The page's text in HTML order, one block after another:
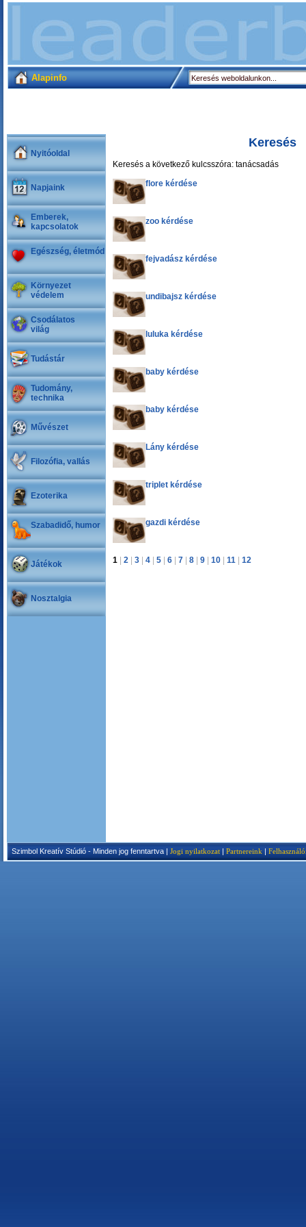
Alapinfo
Nyitóoldal
Napjaink
Emberek,
kapcsolatok
Egészség, életmód
Környezet
védelem
Csodálatos
világ
Tudástár
Tudomány,
technika
Művészet
Filozófia, vallás
Ezoterika
Szabadidő, humor
Játékok
Nosztalgia
Keresés
Keresés a következő kulcsszóra: tanácsadás
flore kérdése
zoo kérdése
fejvadász kérdése
undibajsz kérdése
luluka kérdése
baby kérdése
baby kérdése
Lány kérdése
triplet kérdése
gazdi kérdése
1 2 3 4 5 6 7 8 9 10 11 12
Szimbol Kreatív Stúdió - Minden jog fenntartva | Jogi nyilatkozat | Partnereink |